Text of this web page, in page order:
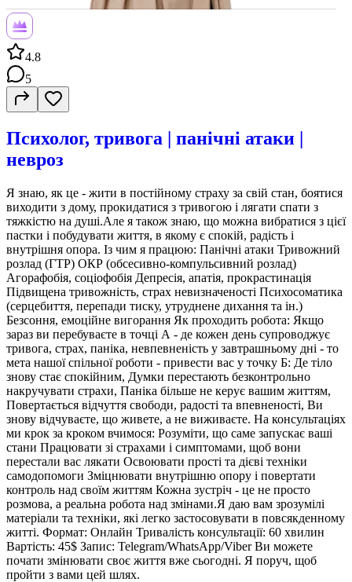
4.8
5
Психолог, тривога | панічні атаки |
невроз
Я знаю, як це - жити в постійному страху за свій стан, боятися
виходити з дому, прокидатися з тривогою і лягати спати з
тяжкістю на душі.Але я також знаю, що можна вибратися з цієї
пастки і побудувати життя, в якому є спокій, радість і
внутрішня опора. Із чим я працюю: Панічні атаки Тривожний
розлад (ГТР) ОКР (обсесивно-компульсивний розлад)
Агорафобія, соціофобія Депресія, апатія, прокрастинація
Підвищена тривожність, страх невизначеності Психосоматика
(серцебиття, перепади тиску, утруднене дихання та ін.)
Безсоння, емоційне вигорання Як проходить робота: Якщо
зараз ви перебуваєте в точці А - де кожен день супроводжує
тривога, страх, паніка, невпевненість у завтрашньому дні - то
мета нашої спільної роботи - привести вас у точку Б: Де тіло
знову стає спокійним, Думки перестають безконтрольно
накручувати страхи, Паніка більше не керує вашим життям,
Повертається відчуття свободи, радості та впевненості, Ви
знову відчуваєте, що живете, а не виживаєте. На консультаціях
ми крок за кроком вчимося: Розуміти, що саме запускає ваші
стани Працювати зі страхами і симптомами, щоб вони
перестали вас лякати Освоювати прості та дієві техніки
самодопомоги Зміцнювати внутрішню опору і повертати
контроль над своїм життям Кожна зустріч - це не просто
розмова, а реальна робота над змінами.Я даю вам зрозумілі
матеріали та техніки, які легко застосовувати в повсякденному
житті. Формат: Онлайн Тривалість консультації: 60 хвилин
Вартість: 45$ Запис: Telegram/WhatsApp/Viber Ви можете
почати змінювати своє життя вже сьогодні. Я поруч, щоб
пройти з вами цей шлях.